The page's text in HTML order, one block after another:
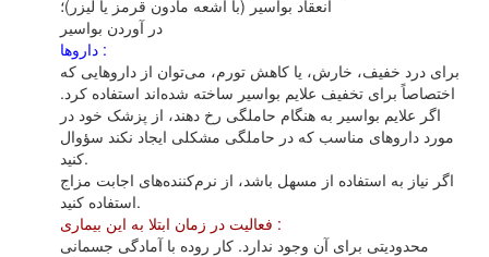
انعقاد بواسیر (با اشعه‌ مادون‌ قرمز یا لیزر)؛
در آوردن‌ بواسیر
داروها :
برای‌ درد خفیف‌، خارش‌، یا کاهش‌ تورم‌، می‌توان‌ از داروهایی‌ که‌
اختصاصاً برای‌ تخفیف‌ علایم‌ بواسیر ساخته‌ شده‌اند استفاده‌ کرد.
اگر علایم‌ بواسیر به‌ هنگام‌ حاملگی‌ رخ‌ دهند، از پزشک‌ خود در
مورد داروهای‌ مناسب‌ که‌ در حاملگی‌ مشکلی‌ ایجاد نکند سؤوال‌
کنید.
اگر نیاز به‌ استفاده‌ از مسهل‌ باشد، از نرم‌کننده‌های‌ اجابت‌ مزاج‌
استفاده‌ کنید.
فعالیت در زمان ابتلا به این بیماری :
محدودیتی‌ برای‌ آن‌ وجود ندارد. کار روده‌ با آمادگی‌ جسمانی‌